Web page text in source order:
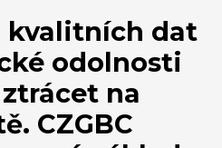
kvalitních dat
odolnosti
na
CZGBC